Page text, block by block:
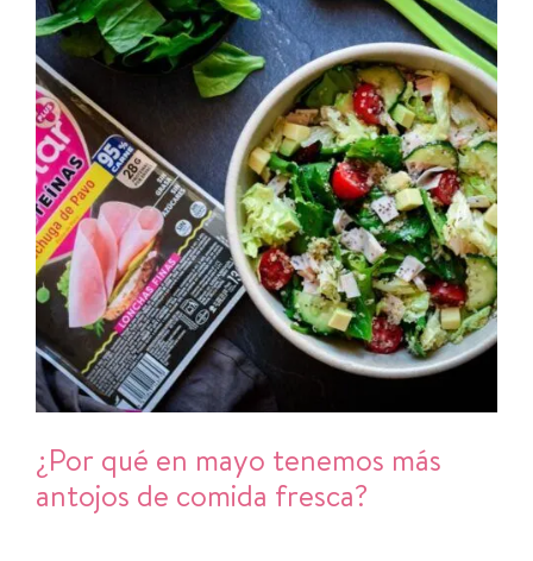
¿Por qué en mayo tenemos más
antojos de comida fresca?